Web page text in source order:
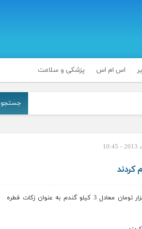
اس ام اس پزشکی و سلامت
جستجو
کردند
اگر قوت غالب مومنین و روزه‌داران گندم باشد، می‌بایست به ازای هر نفر مبلغ 3هزار تومان معادل 3 کیلو گندم به عنوان زکات فطره